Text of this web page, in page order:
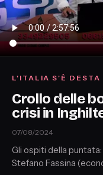
L'ITALIA S'È DESTA
Crollo delle
crisi in
07/08/2024
Gli ospiti della
Stefano Fassina